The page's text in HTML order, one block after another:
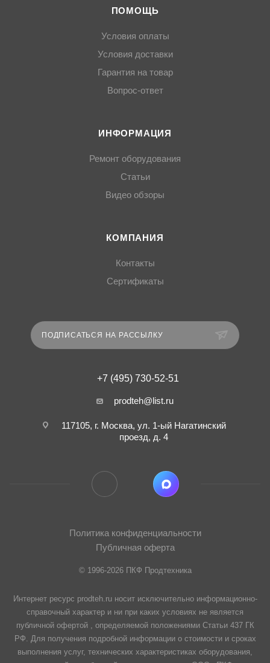
ПОМОЩЬ
Условия оплаты
Условия доставки
Гарантия на товар
Вопрос-ответ
ИНФОРМАЦИЯ
Ремонт оборудования
Статьи
Видео обзоры
КОМПАНИЯ
Контакты
Сертификаты
ПОДПИСАТЬСЯ НА РАССЫЛКУ
+7 (495) 730-52-51
prodteh@list.ru
117105, г. Москва, ул. 1-ый Нагатинский
проезд, д. 4
Политика конфиденциальности
Публичная оферта
© 1996-2026 ПКФ Продтехника
Интернет ресурс prodteh.ru носит исключительно информационно-
справочный характер и ни при каких условиях не является
публичной офертой , определяемой положениями Статьи 437 ГК
РФ. Для получения подробной информации о стоимости и сроках
выполнения услуг, технических характеристиках оборудования,